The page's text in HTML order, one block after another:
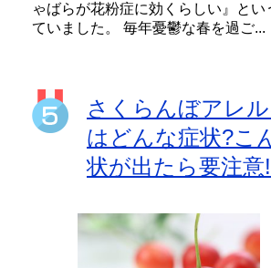
ゃばらが花粉症に効くらしい』とい
ていました。 毎年憂鬱な春を過ご...
さくらんぼアレ
はどんな症状?こ
状が出たら要注意!